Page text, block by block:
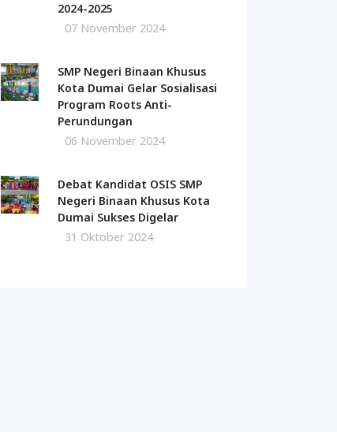
2024-2025
07 November 2024
SMP Negeri Binaan Khusus
Kota Dumai Gelar Sosialisasi
Program Roots Anti-
Perundungan
06 November 2024
Debat Kandidat OSIS SMP
Negeri Binaan Khusus Kota
Dumai Sukses Digelar
31 Oktober 2024